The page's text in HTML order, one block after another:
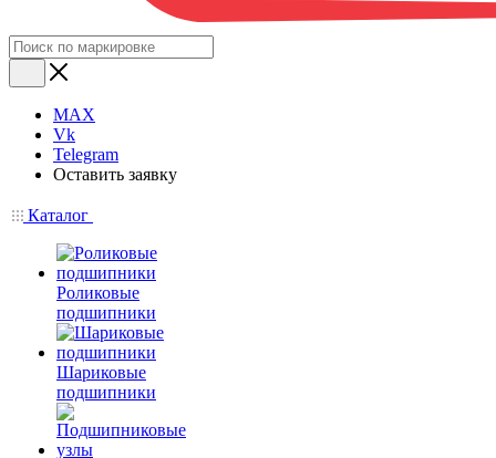
MAX
Vk
Telegram
Оставить заявку
Каталог
Роликовые
подшипники
Шариковые
подшипники